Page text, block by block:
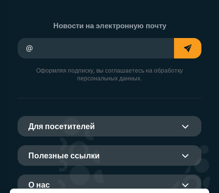
Новости на электронную почту
Оформляя подписку, вы соглашаетесь на обработку
персональных данных.
Для посетителей
Полезные ссылки
О нас